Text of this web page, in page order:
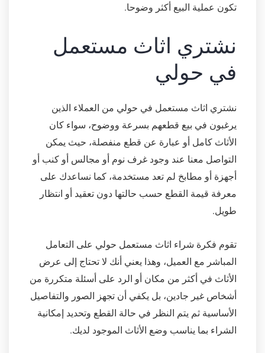
تكون عملية البيع أكثر وضوحا.
نشتري اثاث مستعمل
في حولي
نشتري اثاث مستعمل في حولي من العملاء الذين
يرغبون في بيع قطعهم بسرعة ووضوح، سواء كان
الأثاث كامل أو عبارة عن قطع منفصلة، حيث يمكن
التواصل معنا عند وجود غرف نوم أو مجالس أو كنب أو
أجهزة أو مطابخ لم تعد مستخدمة، كما نساعدك على
معرفة قيمة القطع حسب حالتها دون تعقيد أو انتظار
طويل.
تقوم فكرة شراء اثاث مستعمل حولي على التعامل
المباشر مع العميل، وهذا يعني أنك لا تحتاج إلى عرض
الأثاث في أكثر من مكان أو الرد على أسئلة متكررة من
أشخاص غير جادين، بل يكفي أن تجهز الصور والتفاصيل
الأساسية ثم يتم النظر في حالة القطع وتحديد إمكانية
الشراء بما يناسب وضع الأثاث الموجود لديك.